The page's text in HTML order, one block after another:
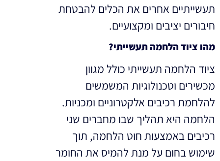
תעשייתיים אחרים את הכלים להבטחת
חיבורים יציבים ומקצועיים.
מהו ציוד הלחמה תעשייתי?
ציוד הלחמה תעשייתי כולל מגוון
מכשירים וטכנולוגיות המשמשים
להלחמת רכיבים אלקטרוניים ומכניות.
הלחמה היא תהליך שבו מחברים שני
רכיבים באמצעות חוט הלחמה, תוך
שימוש בחום על מנת להמיס את החומר